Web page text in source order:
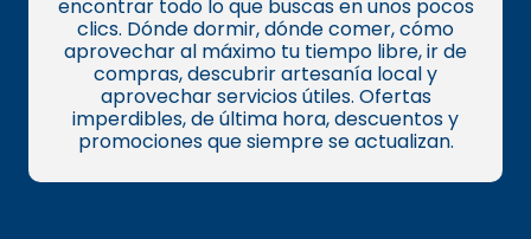
encontrar todo lo que buscas en unos pocos
clics. Dónde dormir, dónde comer, cómo
aprovechar al máximo tu tiempo libre, ir de
compras, descubrir artesanía local y
aprovechar servicios útiles. Ofertas
imperdibles, de última hora, descuentos y
promociones que siempre se actualizan.